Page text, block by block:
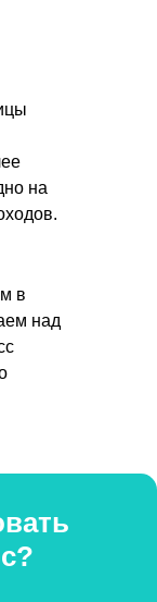
на
в
над